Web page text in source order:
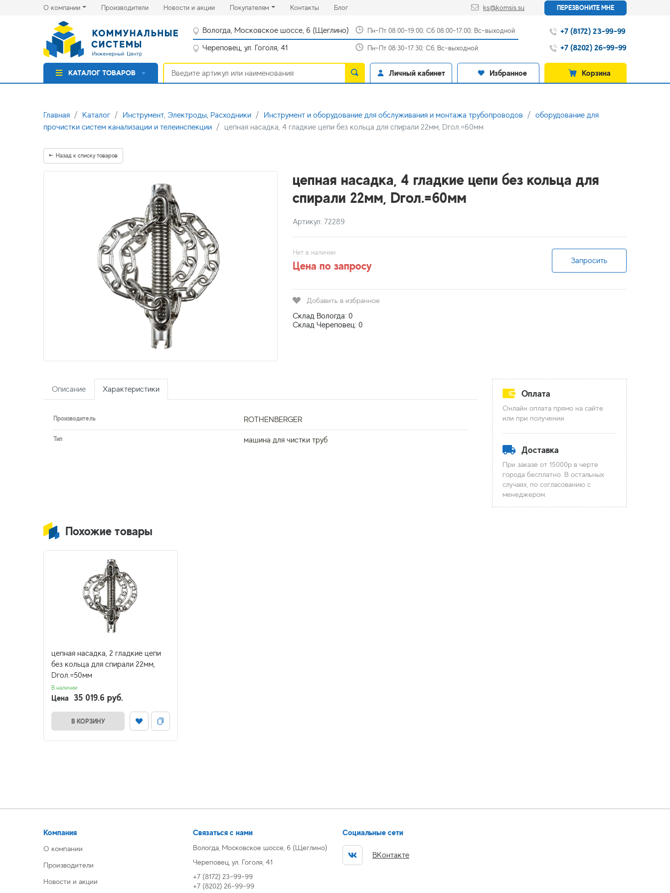
О компании Производители(current)Новости и акции(current)Покупателям Контакты(current)
Блог(current) ks@komsis.su ПЕРЕЗВОНИТЕ МНЕ
Вологда, Московское шоссе, 6 (Щеглино) Пн-Пт 08:00-19:00; Сб 08:00-17:00; Вс-выходной
Череповец, ул. Гоголя, 41 Пн-Пт 08:30-17:30; Сб, Вс-выходной
+7 (8172) 23-99-99
+7 (8202) 26-99-99
КАТАЛОГ ТОВАРОВ Личный кабинет Избранное Корзина
Главная Каталог Инструмент, Электроды, Расходники Инструмент и оборудование для обслуживания и монтажа трубопроводов
оборудование для
прочистки систем канализации и телеинспекции
цепная насадка, 4 гладкие цепи без кольца для спирали 22мм, Dгол.=60мм
Назад к списку товаров
цепная насадка, 4 гладкие цепи без кольца для
спирали 22мм, Dгол.=60мм
Артикул: 72289
Нет в наличии
Цена по запросу Запросить
Добавить в избранное
Склад Вологда: 0
Склад Череповец: 0
Описание Характеристики
Производитель ROTHENBERGER
Тип машина для чистки труб
Оплата
Онлайн оплата прямо на сайте
или при получении.
Доставка
При заказе от 15000р в черте
города бесплатно. В остальных
случаях, по согласованию с
менеджером.
Похожие товары
цепная насадка, 2 гладкие цепи
без кольца для спирали 22мм,
Dгол.=50мм
В наличии
Цена 35 019.6 руб.
В КОРЗИНУ
Компания
О компании
Производители
Новости и акции
Связаться с нами
Вологда, Московское шоссе, 6 (Щеглино)
Череповец, ул. Гоголя, 41
+7 (8172) 23-99-99
+7 (8202) 26-99-99
Социальные сети
ВКонтакте